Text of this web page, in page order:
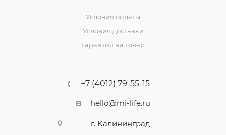
Условия оплаты
Условия доставки
Гарантия на товар
+7 (4012) 79-55-15
hello@mi-life.ru
г. Калининград